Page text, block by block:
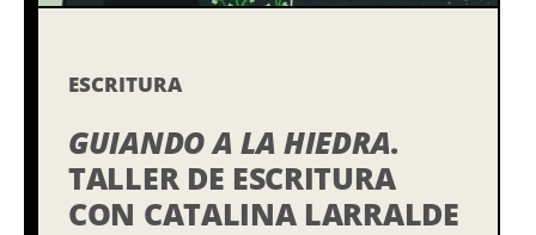
ESCRITURA
GUIANDO A LA HIEDRA.
TALLER DE ESCRITURA
CON CATALINA LARRALDE